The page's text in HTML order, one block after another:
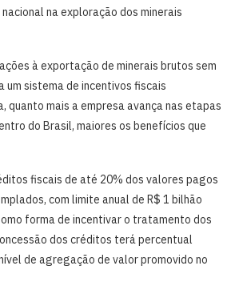
na exploração dos minerais
à exportação de minerais brutos sem
um sistema de incentivos fiscais
quanto mais a empresa avança nas etapas
do Brasil, maiores os benefícios que
fiscais de até 20% dos valores pagos
com limite anual de R$ 1 bilhão
forma de incentivar o tratamento dos
dos créditos terá percentual
de agregação de valor promovido no